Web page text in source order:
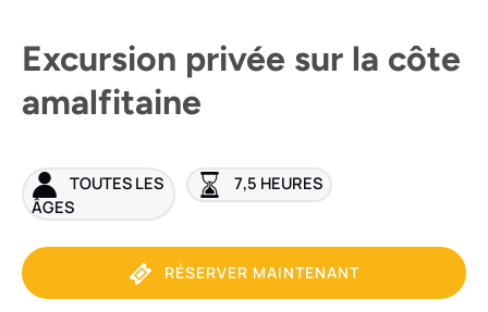
Excursion privée sur la côte
amalfitaine
TOUTES LES
ÂGES
7,5 HEURES
RÉSERVER MAINTENANT